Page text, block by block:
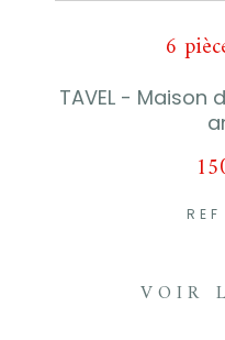
6
TAVEL - Maison
VOIR